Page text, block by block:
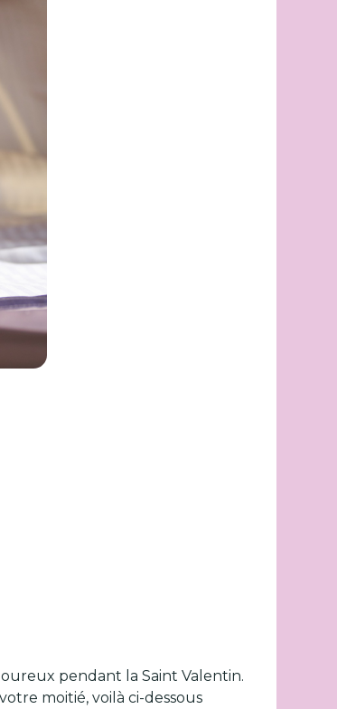
pendant la Saint Valentin.
moitié, voilà ci-dessous